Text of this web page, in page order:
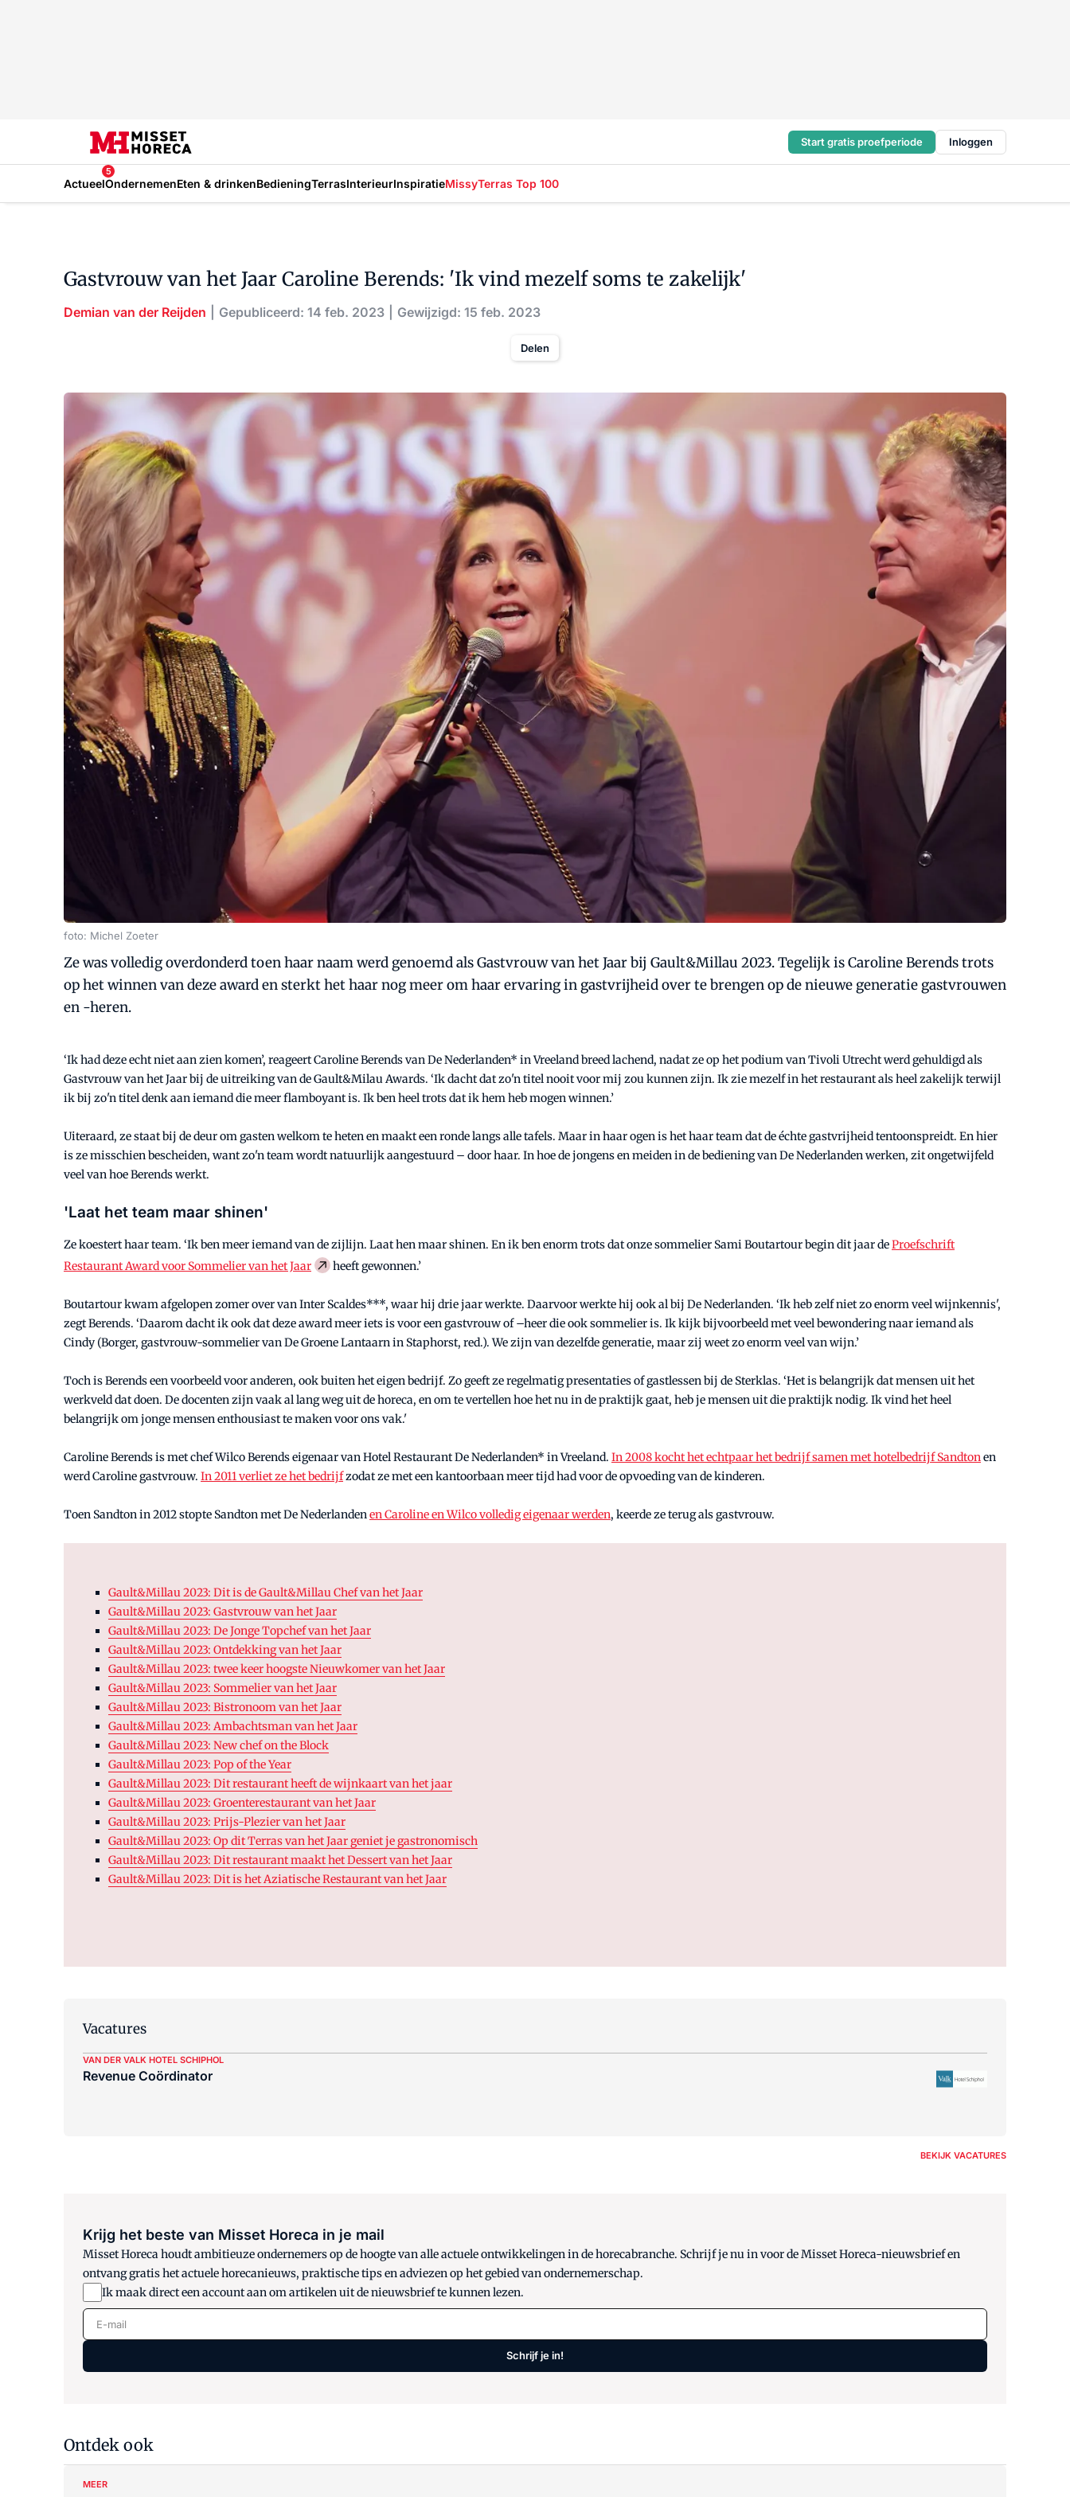
Start gratis proefperiode Inloggen
Actueel
5
OndernemenEten & drinkenBedieningTerrasInterieurInspiratieMissyTerras Top 100
Gastvrouw van het Jaar Caroline Berends: 'Ik vind mezelf soms te zakelijk'
Demian van der Reijden Gepubliceerd: 14 feb. 2023 Gewijzigd: 15 feb. 2023
Delen
foto: Michel Zoeter
Ze was volledig overdonderd toen haar naam werd genoemd als Gastvrouw van het Jaar bij Gault&Millau 2023. Tegelijk is Caroline Berends trots
op het winnen van deze award en sterkt het haar nog meer om haar ervaring in gastvrijheid over te brengen op de nieuwe generatie gastvrouwen
en -heren.
‘Ik had deze echt niet aan zien komen’, reageert Caroline Berends van De Nederlanden* in Vreeland breed lachend, nadat ze op het podium van Tivoli Utrecht werd gehuldigd als
Gastvrouw van het Jaar bij de uitreiking van de Gault&Milau Awards. ‘Ik dacht dat zo'n titel nooit voor mij zou kunnen zijn. Ik zie mezelf in het restaurant als heel zakelijk terwijl
ik bij zo'n titel denk aan iemand die meer flamboyant is. Ik ben heel trots dat ik hem heb mogen winnen.’
Uiteraard, ze staat bij de deur om gasten welkom te heten en maakt een ronde langs alle tafels. Maar in haar ogen is het haar team dat de échte gastvrijheid tentoonspreidt. En hier
is ze misschien bescheiden, want zo'n team wordt natuurlijk aangestuurd – door haar. In hoe de jongens en meiden in de bediening van De Nederlanden werken, zit ongetwijfeld
veel van hoe Berends werkt.
'Laat het team maar shinen'
Ze koestert haar team. ‘Ik ben meer iemand van de zijlijn. Laat hen maar shinen. En ik ben enorm trots dat onze sommelier Sami Boutartour begin dit jaar deProefschrift
Restaurant Award voor Sommelier van het Jaar
heeft gewonnen.’
Boutartour kwam afgelopen zomer over van Inter Scaldes***, waar hij drie jaar werkte. Daarvoor werkte hij ook al bij De Nederlanden. ‘Ik heb zelf niet zo enorm veel wijnkennis',
zegt Berends. ‘Daarom dacht ik ook dat deze award meer iets is voor een gastvrouw of –heer die ook sommelier is. Ik kijk bijvoorbeeld met veel bewondering naar iemand als
Cindy (Borger, gastvrouw-sommelier van De Groene Lantaarn in Staphorst, red.). We zijn van dezelfde generatie, maar zij weet zo enorm veel van wijn.’
Toch is Berends een voorbeeld voor anderen, ook buiten het eigen bedrijf. Zo geeft ze regelmatig presentaties of gastlessen bij de Sterklas. ‘Het is belangrijk dat mensen uit het
werkveld dat doen. De docenten zijn vaak al lang weg uit de horeca, en om te vertellen hoe het nu in de praktijk gaat, heb je mensen uit die praktijk nodig. Ik vind het heel
belangrijk om jonge mensen enthousiast te maken voor ons vak.'
Caroline Berends is met chef Wilco Berends eigenaar van Hotel Restaurant De Nederlanden* in Vreeland. In 2008 kocht het echtpaar het bedrijf samen met hotelbedrijf Sandton en
werd Caroline gastvrouw. In 2011 verliet ze het bedrijfzodat ze met een kantoorbaan meer tijd had voor de opvoeding van de kinderen.
Toen Sandton in 2012 stopte Sandton met De Nederlanden en Caroline en Wilco volledig eigenaar werden, keerde ze terug als gastvrouw.
Gault&Millau 2023: Dit is de Gault&Millau Chef van het Jaar
Gault&Millau 2023: Gastvrouw van het Jaar
Gault&Millau 2023: De Jonge Topchef van het Jaar
Gault&Millau 2023: Ontdekking van het Jaar
Gault&Millau 2023: twee keer hoogste Nieuwkomer van het Jaar
Gault&Millau 2023: Sommelier van het Jaar
Gault&Millau 2023: Bistronoom van het Jaar
Gault&Millau 2023: Ambachtsman van het Jaar
Gault&Millau 2023: New chef on the Block
Gault&Millau 2023: Pop of the Year
Gault&Millau 2023: Dit restaurant heeft de wijnkaart van het jaar
Gault&Millau 2023: Groenterestaurant van het Jaar
Gault&Millau 2023: Prijs-Plezier van het Jaar
Gault&Millau 2023: Op dit Terras van het Jaar geniet je gastronomisch
Gault&Millau 2023: Dit restaurant maakt het Dessert van het Jaar
Gault&Millau 2023: Dit is het Aziatische Restaurant van het Jaar
Vacatures
VAN DER VALK HOTEL SCHIPHOL
Revenue Coördinator
BEKIJK VACATURES
Krijg het beste van Misset Horeca in je mail
Misset Horeca houdt ambitieuze ondernemers op de hoogte van alle actuele ontwikkelingen in de horecabranche. Schrijf je nu in voor de Misset Horeca-nieuwsbrief en
ontvang gratis het actuele horecanieuws, praktische tips en adviezen op het gebied van ondernemerschap.
Ik maak direct een account aan om artikelen uit de nieuwsbrief te kunnen lezen.
E-mail
Schrijf je in!
Ontdek ook
MEER